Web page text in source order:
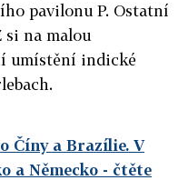
pavilonu P. Ostatní
na malou
umístění indické
Číny a Brazílie. V
a Německo - čtěte